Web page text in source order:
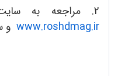
2. مراجعه به سایت مجلات رشد به آدرس
www.roshdmag.ir و